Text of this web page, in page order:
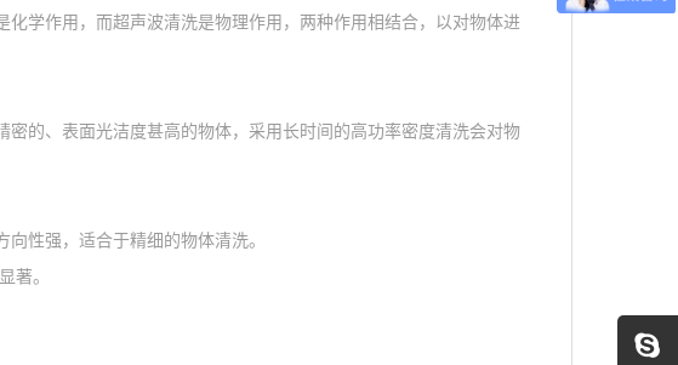
学作用，而超声波清洗是物理作用，两种作用相结合，以对物体进
的、表面光洁度甚高的物体，采用长时间的高功率密度清洗会对物
声波方向性强，适合于精细的物体清洗。
著。